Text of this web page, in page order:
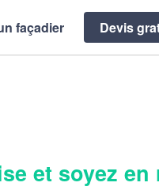
façadier Devis
et soyez